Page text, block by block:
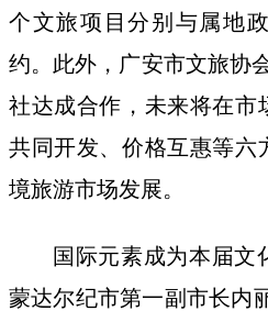
个文旅项目分别与属地
约。此外，广安市文旅协
社达成合作，未来将在市
共同开发、价格互惠等六
境旅游市场发展。
国际元素成为本届文
蒙达尔纪市第一副市长内